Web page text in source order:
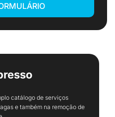
catálogo de serviços
e também na remoção de